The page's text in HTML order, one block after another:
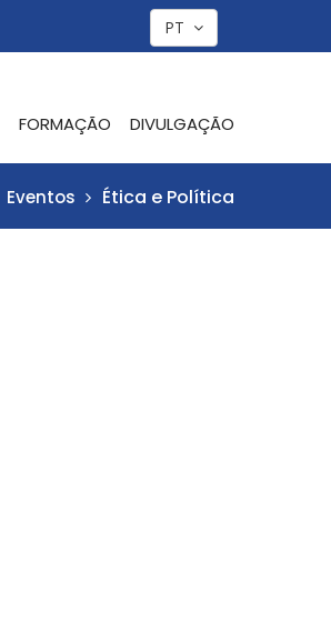
PT
FORMAÇÃO DIVULGAÇÃO
Eventos Ética e Política